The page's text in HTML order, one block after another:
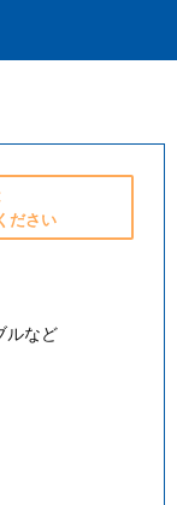
ださい
ルなど